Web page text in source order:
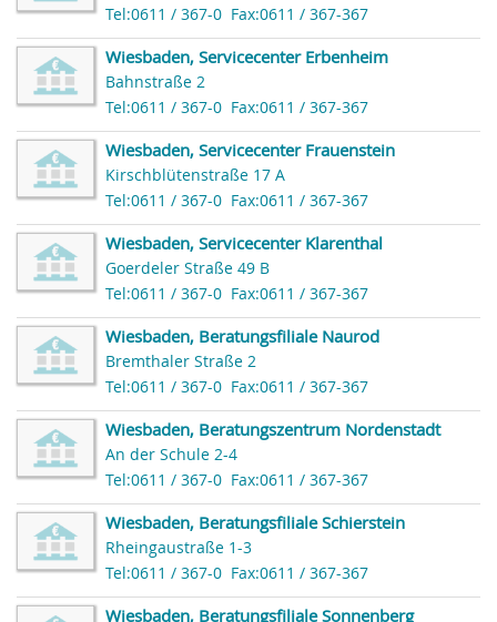
Tel:0611 / 367-0 Fax:0611 / 367-367
Wiesbaden, Servicecenter Erbenheim
Bahnstraße 2
Tel:0611 / 367-0 Fax:0611 / 367-367
Wiesbaden, Servicecenter Frauenstein
Kirschblütenstraße 17 A
Tel:0611 / 367-0 Fax:0611 / 367-367
Wiesbaden, Servicecenter Klarenthal
Goerdeler Straße 49 B
Tel:0611 / 367-0 Fax:0611 / 367-367
Wiesbaden, Beratungsfiliale Naurod
Bremthaler Straße 2
Tel:0611 / 367-0 Fax:0611 / 367-367
Wiesbaden, Beratungszentrum Nordenstadt
An der Schule 2-4
Tel:0611 / 367-0 Fax:0611 / 367-367
Wiesbaden, Beratungsfiliale Schierstein
Rheingaustraße 1-3
Tel:0611 / 367-0 Fax:0611 / 367-367
Wiesbaden, Beratungsfiliale Sonnenberg